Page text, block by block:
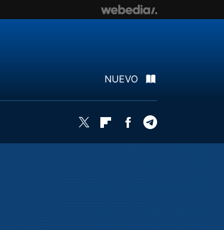
NUEVO
Twitter FlipboardFacebook